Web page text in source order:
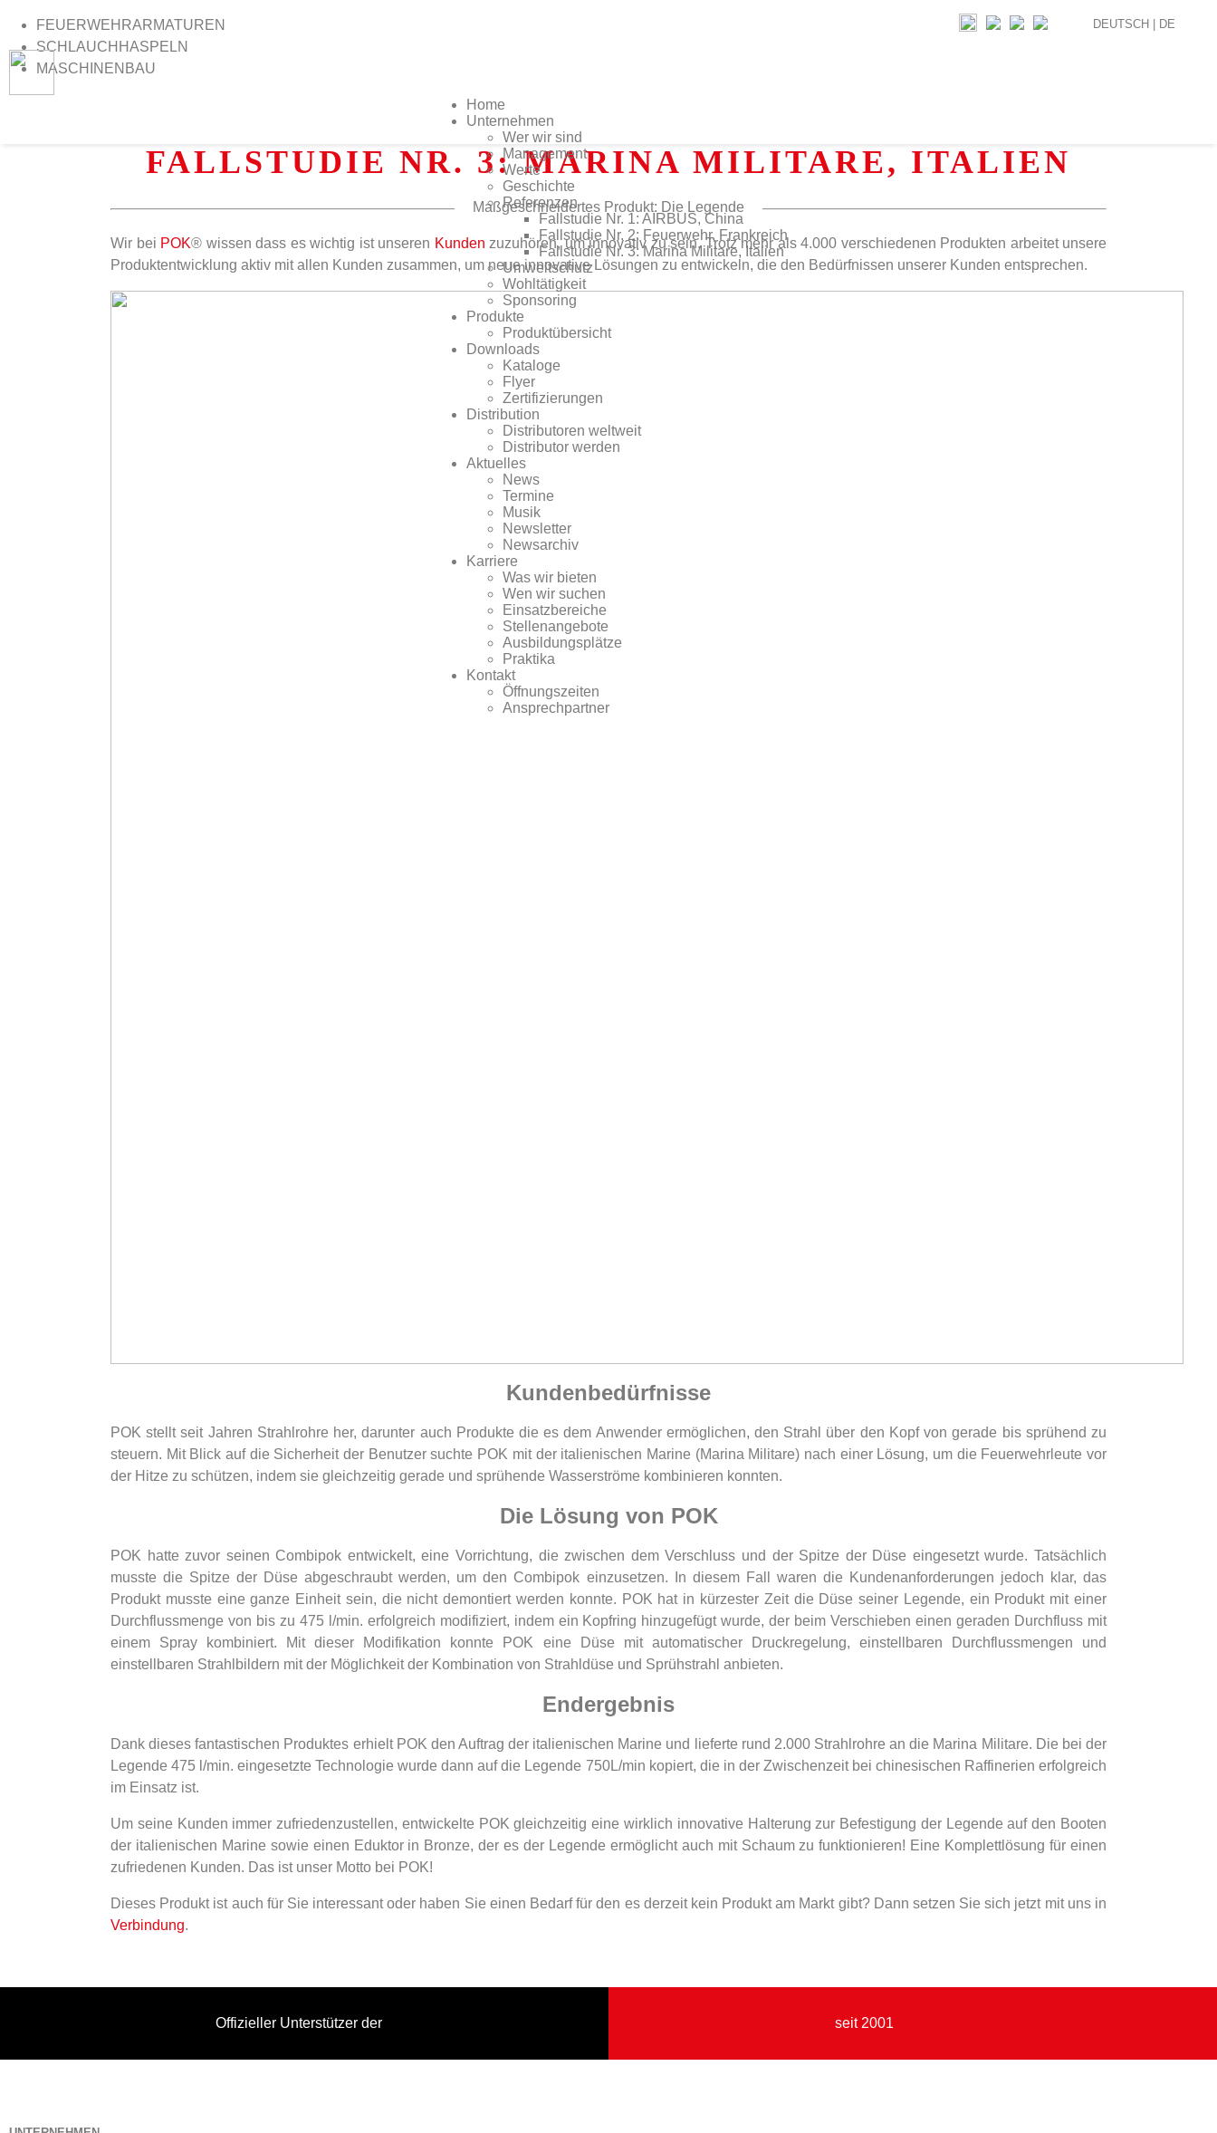
FEUERWEHRARMATUREN
SCHLAUCHHASPELN
MASCHINENBAU
Home
Unternehmen
Wer wir sind
Management
Werte
Geschichte
Referenzen
Fallstudie Nr. 1: AIRBUS, China
Fallstudie Nr. 2: Feuerwehr, Frankreich
Fallstudie Nr. 3: Marina Militare, Italien
Umweltschutz
Wohltätigkeit
Sponsoring
Produkte
Produktübersicht
Downloads
Kataloge
Flyer
Zertifizierungen
Distribution
Distributoren weltweit
Distributor werden
Aktuelles
News
Termine
Musik
Newsletter
Newsarchiv
Karriere
Was wir bieten
Wen wir suchen
Einsatzbereiche
Stellenangebote
Ausbildungsplätze
Praktika
Kontakt
Öffnungszeiten
Ansprechpartner
DEUTSCH | DE
FALLSTUDIE NR. 3: MARINA MILITARE, ITALIEN
Maßgeschneidertes Produkt: Die Legende
Wir bei POK® wissen dass es wichtig ist unseren Kunden zuzuhören, um innovativ zu sein. Trotz mehr als 4.000 verschiedenen Produkten arbeitet unsere
Produktentwicklung aktiv mit allen Kunden zusammen, um neue innovative Lösungen zu entwickeln, die den Bedürfnissen unserer Kunden entsprechen.
Kundenbedürfnisse
POK stellt seit Jahren Strahlrohre her, darunter auch Produkte die es dem Anwender ermöglichen, den Strahl über den Kopf von gerade bis sprühend zu
steuern. Mit Blick auf die Sicherheit der Benutzer suchte POK mit der italienischen Marine (Marina Militare) nach einer Lösung, um die Feuerwehrleute vor
der Hitze zu schützen, indem sie gleichzeitig gerade und sprühende Wasserströme kombinieren konnten.
Die Lösung von POK
POK hatte zuvor seinen Combipok entwickelt, eine Vorrichtung, die zwischen dem Verschluss und der Spitze der Düse eingesetzt wurde. Tatsächlich
musste die Spitze der Düse abgeschraubt werden, um den Combipok einzusetzen. In diesem Fall waren die Kundenanforderungen jedoch klar, das
Produkt musste eine ganze Einheit sein, die nicht demontiert werden konnte. POK hat in kürzester Zeit die Düse seiner Legende, ein Produkt mit einer
Durchflussmenge von bis zu 475 l/min. erfolgreich modifiziert, indem ein Kopfring hinzugefügt wurde, der beim Verschieben einen geraden Durchfluss mit
einem Spray kombiniert. Mit dieser Modifikation konnte POK eine Düse mit automatischer Druckregelung, einstellbaren Durchflussmengen und
einstellbaren Strahlbildern mit der Möglichkeit der Kombination von Strahldüse und Sprühstrahl anbieten.
Endergebnis
Dank dieses fantastischen Produktes erhielt POK den Auftrag der italienischen Marine und lieferte rund 2.000 Strahlrohre an die Marina Militare. Die bei der
Legende 475 l/min. eingesetzte Technologie wurde dann auf die Legende 750L/min kopiert, die in der Zwischenzeit bei chinesischen Raffinerien erfolgreich
im Einsatz ist.
Um seine Kunden immer zufriedenzustellen, entwickelte POK gleichzeitig eine wirklich innovative Halterung zur Befestigung der Legende auf den Booten
der italienischen Marine sowie einen Eduktor in Bronze, der es der Legende ermöglicht auch mit Schaum zu funktionieren! Eine Komplettlösung für einen
zufriedenen Kunden. Das ist unser Motto bei POK!
Dieses Produkt ist auch für Sie interessant oder haben Sie einen Bedarf für den es derzeit kein Produkt am Markt gibt? Dann setzen Sie sich jetzt mit uns in
Verbindung.
Offizieller Unterstützer der seit 2001